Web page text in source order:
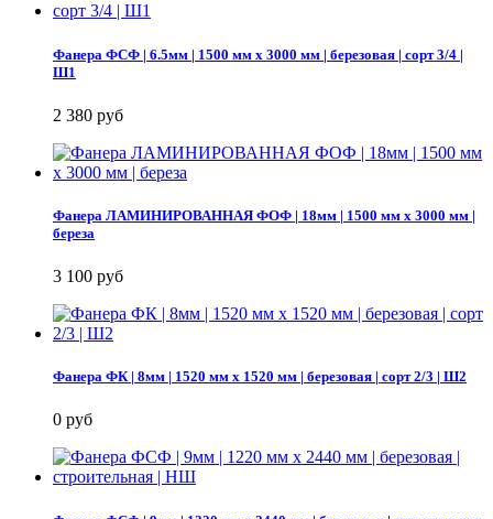
Фанера ФСФ | 6.5мм | 1500 мм х 3000 мм | березовая | сорт 3/4 |
Ш1
2 380 руб
Фанера ЛАМИНИРОВАННАЯ ФОФ | 18мм | 1500 мм х 3000 мм |
береза
3 100 руб
Фанера ФК | 8мм | 1520 мм х 1520 мм | березовая | сорт 2/3 | Ш2
0 руб